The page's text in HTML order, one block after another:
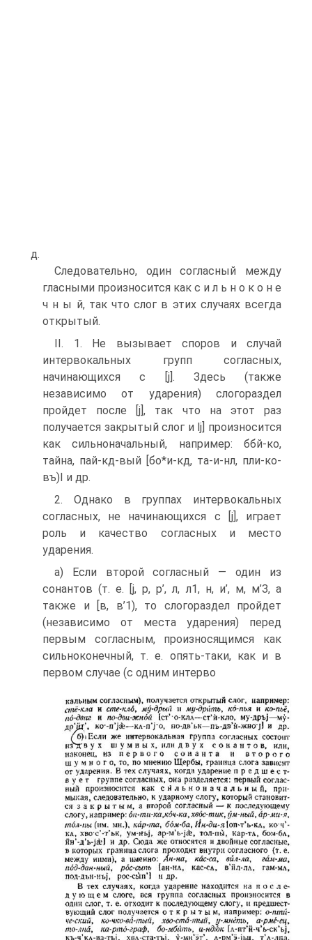
д.
Следовательно, один согласный между
гласными произносится как с и л ь н о к о н е
ч н ы й, так что слог в этих случаях всегда
открытый.
II. 1. Не вызывает споров и случай
интервокальных групп согласных,
начинающихся с [j]. Здесь (также
независимо от ударения) слогораздел
пройдет после [j], так что на этот раз
получается закрытый слог и lj] произносится
как сильноначальный, например: ббй-ко,
тайна, пай-кд-вый [бо*и-кд, та-и-нл, пли-ко-
въ)І и др.
2. Однако в группах интервокальных
согласных, не начинающихся с [j], играет
роль и качество согласных и место
ударения.
а) Если второй согласный — один из
сонантов (т. е. [j, р, р’, л, л1, н, и’, м, м’З, а
также и [в, в’1), то слогораздел пройдет
(независимо от места ударения) перед
первым согласным, произносящимся как
сильноконечный, т. е. опять-таки, как и в
первом случае (с одним интерво